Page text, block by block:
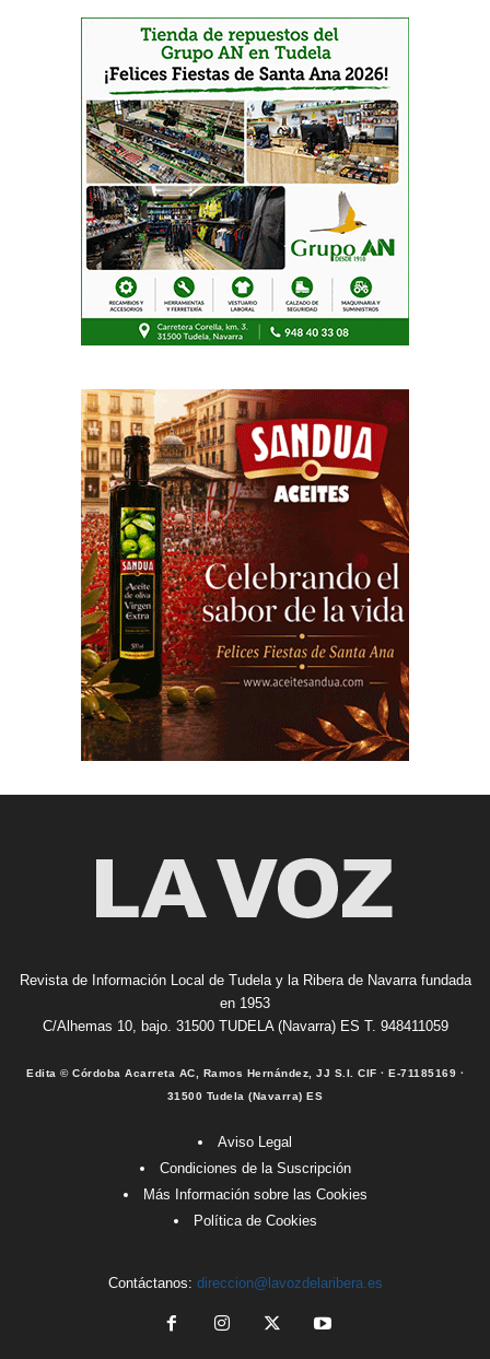
Revista de Información Local de Tudela y la Ribera de Navarra fundada
en 1953
C/Alhemas 10, bajo. 31500 TUDELA (Navarra) ES T. 948411059
Edita © Córdoba Acarreta AC, Ramos Hernández, JJ S.I. CIF · E-71185169 ·
31500 Tudela (Navarra) ES
Aviso Legal
Condiciones de la Suscripción
Más Información sobre las Cookies
Política de Cookies
Contáctanos: direccion@lavozdelaribera.es